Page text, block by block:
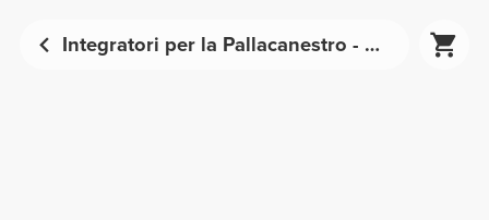
Integratori per la Pallacanestro - Nutrizione Sportiva | Prozis